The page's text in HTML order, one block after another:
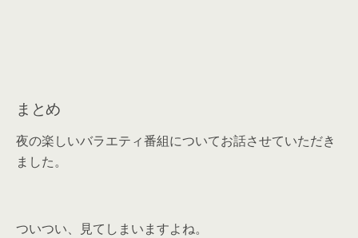
まとめ
夜の楽しいバラエティ番組についてお話させていただき
ました。
ついつい、見てしまいますよね。